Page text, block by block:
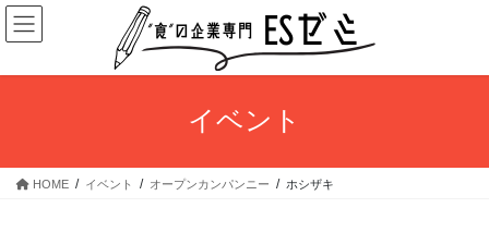
コ
ン
ン
キ
ナ
ビ
ー
に
イベント
HOME イベント オープンカンパンニー ホシザキ